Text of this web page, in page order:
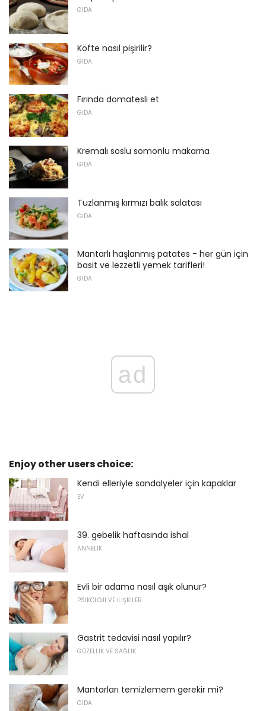
GIDA
Köfte nasıl pişirilir?
GIDA
Fırında domatesli et
GIDA
Kremalı soslu somonlu makarna
GIDA
Tuzlanmış kırmızı balık salatası
GIDA
Mantarlı haşlanmış patates - her gün için
basit ve lezzetli yemek tarifleri!
GIDA
ad
Enjoy other users choice:
Kendi elleriyle sandalyeler için kapaklar
EV
39. gebelik haftasında ishal
ANNELIK
Evli bir adama nasıl aşık olunur?
PSIKOLOJI VE İLIŞKILER
Gastrit tedavisi nasıl yapılır?
GÜZELLIK VE SAĞLIK
Mantarları temizlemem gerekir mi?
GIDA